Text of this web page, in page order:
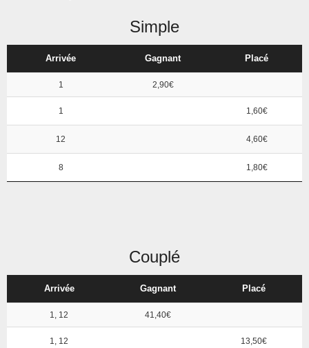
Simple
Arrivée Gagnant Placé
1 2,90€
1 1,60€
12 4,60€
8 1,80€
Couplé
Arrivée Gagnant Placé
1, 12 41,40€
1, 12 13,50€